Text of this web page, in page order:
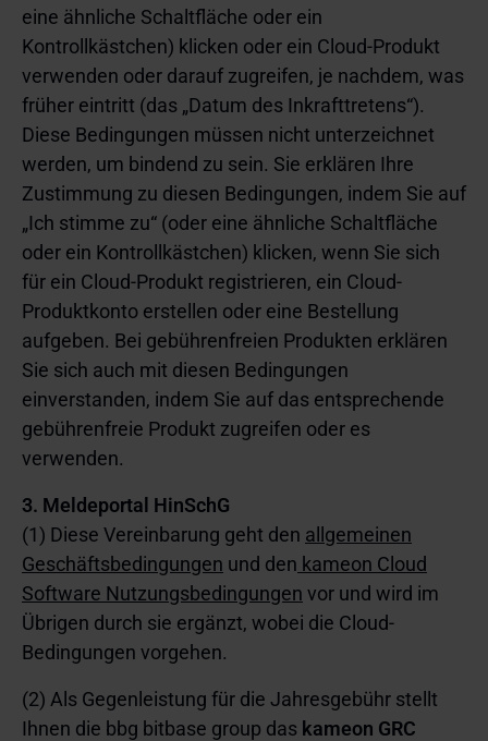
eine ähnliche Schaltfläche oder ein
Kontrollkästchen) klicken oder ein Cloud-Produkt
verwenden oder darauf zugreifen, je nachdem, was
früher eintritt (das „Datum des Inkrafttretens“).
Diese Bedingungen müssen nicht unterzeichnet
werden, um bindend zu sein. Sie erklären Ihre
Zustimmung zu diesen Bedingungen, indem Sie auf
„Ich stimme zu“ (oder eine ähnliche Schaltfläche
oder ein Kontrollkästchen) klicken, wenn Sie sich
für ein Cloud-Produkt registrieren, ein Cloud-
Produktkonto erstellen oder eine Bestellung
aufgeben. Bei gebührenfreien Produkten erklären
Sie sich auch mit diesen Bedingungen
einverstanden, indem Sie auf das entsprechende
gebührenfreie Produkt zugreifen oder es
verwenden.
3. Meldeportal HinSchG
(1) Diese Vereinbarung geht den allgemeinen
Geschäftsbedingungen und den kameon Cloud
Software Nutzungsbedingungen vor und wird im
Übrigen durch sie ergänzt, wobei die Cloud-
Bedingungen vorgehen.
(2) Als Gegenleistung für die Jahresgebühr stellt
Ihnen die bbg bitbase group das kameon GRC